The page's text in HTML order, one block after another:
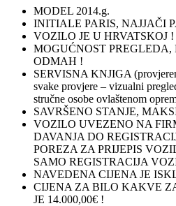
MODEL 2014.g.
INITIALE PARIS, NAJJAČI
VOZILO JE U HRVATSKOJ !
MOGUĆNOST PREGLEDA,
ODMAH !
SERVISNA KNJIGA
svake provjere – vizualni
stručne osobe ovlaštenom
SAVRŠENO STANJE,
VOZILO UVEZENO NA
DAVANJA DO
POREZA ZA PRIJEPIS
SAMO REGISTRACIJA
NAVEDENA CIJENA JE
CIJENA ZA BILO KAKVE
JE 14.000,00€ !